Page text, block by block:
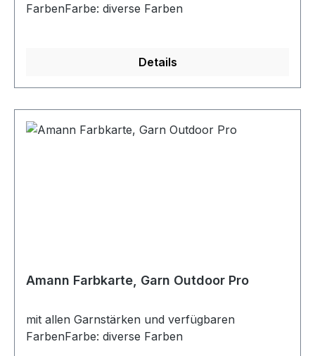
FarbenFarbe: diverse Farben
Details
Amann Farbkarte, Garn Outdoor Pro
mit allen Garnstärken und verfügbaren
FarbenFarbe: diverse Farben